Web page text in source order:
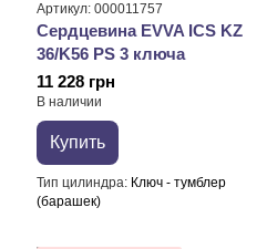
Артикул: 000011757
Сердцевина EVVA ICS KZ
36/K56 PS 3 ключа
11 228 грн
В наличии
Купить
Тип цилиндра Ключ - тумблер
(барашек)